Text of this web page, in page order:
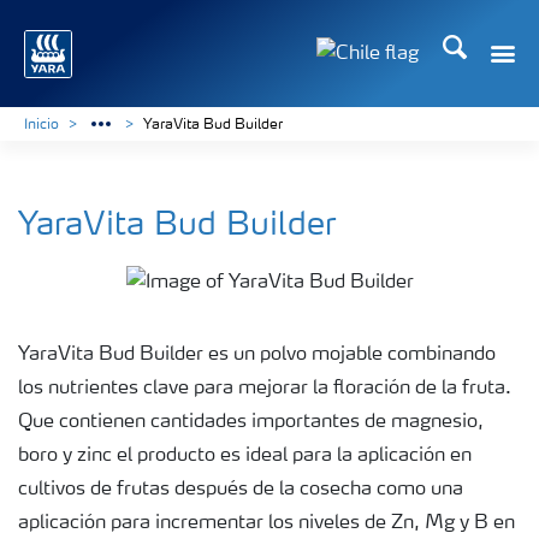
Buscar
Inicio YaraVita Bud Builder
YaraVita Bud Builder
YaraVita Bud Builder es un polvo mojable combinando
los nutrientes clave para mejorar la floración de la fruta.
Que contienen cantidades importantes de magnesio,
boro y zinc el producto es ideal para la aplicación en
cultivos de frutas después de la cosecha como una
aplicación para incrementar los niveles de Zn, Mg y B en